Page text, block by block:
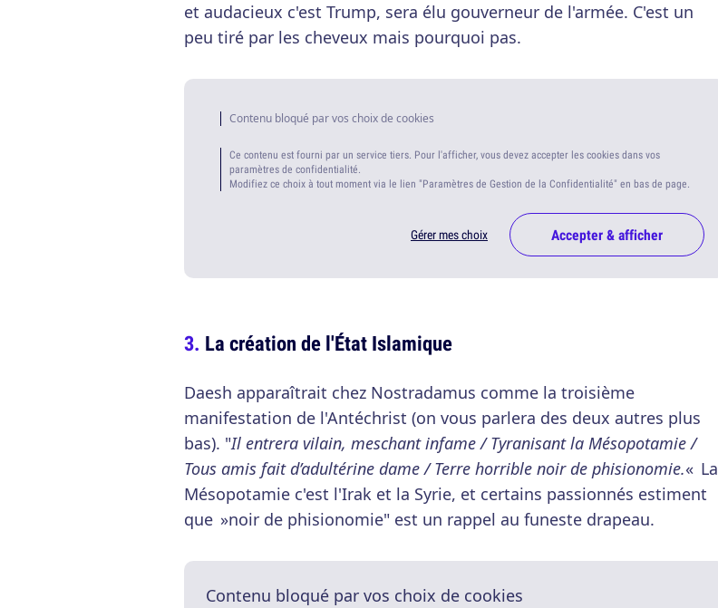
et audacieux c'est Trump, sera élu gouverneur de l'armée. C'est un
peu tiré par les cheveux mais pourquoi pas.
Contenu bloqué par vos choix de cookies
Ce contenu est fourni par un service tiers. Pour l'afficher, vous devez accepter les cookies dans vos
paramètres de confidentialité.
Modifiez ce choix à tout moment via le lien "Paramètres de Gestion de la Confidentialité" en bas de page.
Gérer mes choix Accepter & afficher
La création de l'État Islamique
Daesh apparaîtrait chez Nostradamus comme la troisième
manifestation de l'Antéchrist (on vous parlera des deux autres plus
bas). "Il entrera vilain, meschant infame / Tyranisant la Mésopotamie /
Tous amis fait d’adultérine dame / Terre horrible noir de phisionomie.« La
Mésopotamie c'est l'Irak et la Syrie, et certains passionnés estiment
que »noir de phisionomie" est un rappel au funeste drapeau.
Contenu bloqué par vos choix de cookies